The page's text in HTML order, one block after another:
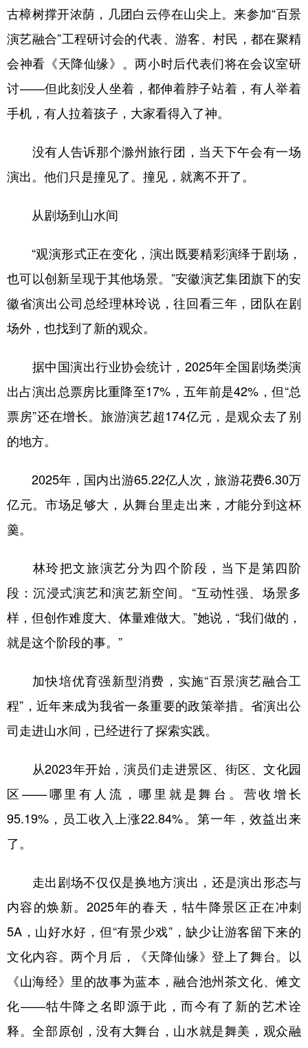
古樟树撑开浓荫，几团白云停在山尖上。来参加“百景
演艺融合”工程研讨会的代表、游客、村民，都在聚精
会神看《天降仙缘》。两小时后代表们将在会议室研
讨——但此刻没人坐着，都伸着脖子站着，有人举着
手机，有人拉着孩子，大家看得入了神。
没有人告诉那个滁州旅行团，当天下午会有一场
演出。他们只是撞见了。撞见，就离不开了。
从剧场到山水间
“观演形式正在变化，演出既要精彩演绎于剧场，
也可以创新呈现于其他场景。”安徽演艺集团旗下的安
徽省演出公司总经理林玲说，往回看三年，团队在剧
场外，也找到了新的观众。
据中国演出行业协会统计，2025年全国剧场类演
出占演出总票房比重降至17%，五年前是42%，但“总
票房”还在增长。旅游演艺超174亿元，是观众去了别
的地方。
2025年，国内出游65.22亿人次，旅游花费6.30万
亿元。市场足够大，从舞台里走出来，才能分到这杯
羹。
林玲把文旅演艺分为四个阶段，当下是第四阶
段：沉浸式演艺和演艺新空间。“互动性强、场景多
样，但创作难度大、体量难做大。”她说，“我们做的，
就是这个阶段的事。”
加快培优育强新型消费，实施“百景演艺融合工
程”，近年来成为我省一条重要的政策举措。省演出公
司走进山水间，已经进行了探索实践。
从2023年开始，演员们走进景区、街区、文化园
区——哪里有人流，哪里就是舞台。营收增长
95.19%，员工收入上涨22.84%。第一年，效益出来
了。
走出剧场不仅仅是换地方演出，还是演出形态与
内容的焕新。2025年的春天，牯牛降景区正在冲刺
5A，山好水好，但“有景少戏”，缺少让游客留下来的
文化内容。两个月后，《天降仙缘》登上了舞台。以
《山海经》里的故事为蓝本，融合池州茶文化、傩文
化——牯牛降之名即源于此，而今有了新的艺术诠
释。全部原创，没有大舞台，山水就是舞美，观众融